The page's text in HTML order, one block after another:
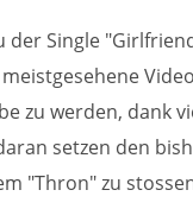
der Single
zu werden, dank
setzen den
"Thron" zu